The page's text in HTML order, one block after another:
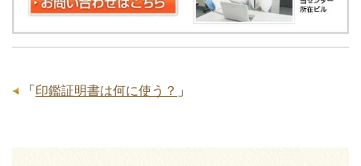
「 印鑑証明書は何に使う？ 」